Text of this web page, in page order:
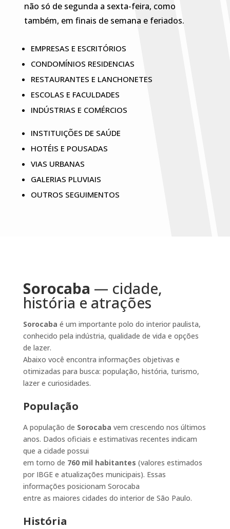
não só de segunda a sexta-feira, como
também, em finais de semana e feriados.
EMPRESAS E ESCRITÓRIOS
CONDOMÍNIOS RESIDENCIAS
RESTAURANTES E LANCHONETES
ESCOLAS E FACULDADES
INDÚSTRIAS E COMÉRCIOS
INSTITUIÇÕES DE SAÚDE
HOTÉIS E POUSADAS
VIAS URBANAS
GALERIAS PLUVIAIS
OUTROS SEGUIMENTOS
Sorocaba — cidade,
história e atrações
Sorocaba é um importante polo do interior paulista,
conhecido pela indústria, qualidade de vida e opções
de lazer.
Abaixo você encontra informações objetivas e
otimizadas para busca: população, história, turismo,
lazer e curiosidades.
População
A população de Sorocaba vem crescendo nos últimos
anos. Dados oficiais e estimativas recentes indicam
que a cidade possui
em torno de 760 mil habitantes (valores estimados
por IBGE e atualizações municipais). Essas
informações posicionam Sorocaba
entre as maiores cidades do interior de São Paulo.
História